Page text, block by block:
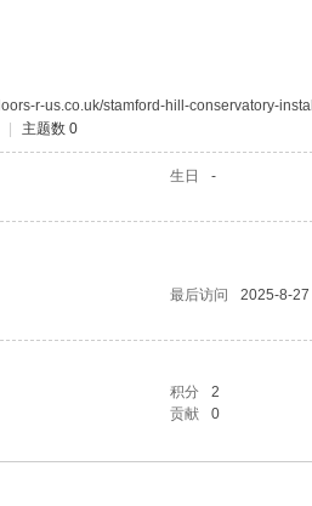
r-us.co.uk/stamford-hill-conservatory-
主题数 0
生日 -
最后访问
2025-8-
积分
2
贡献 0